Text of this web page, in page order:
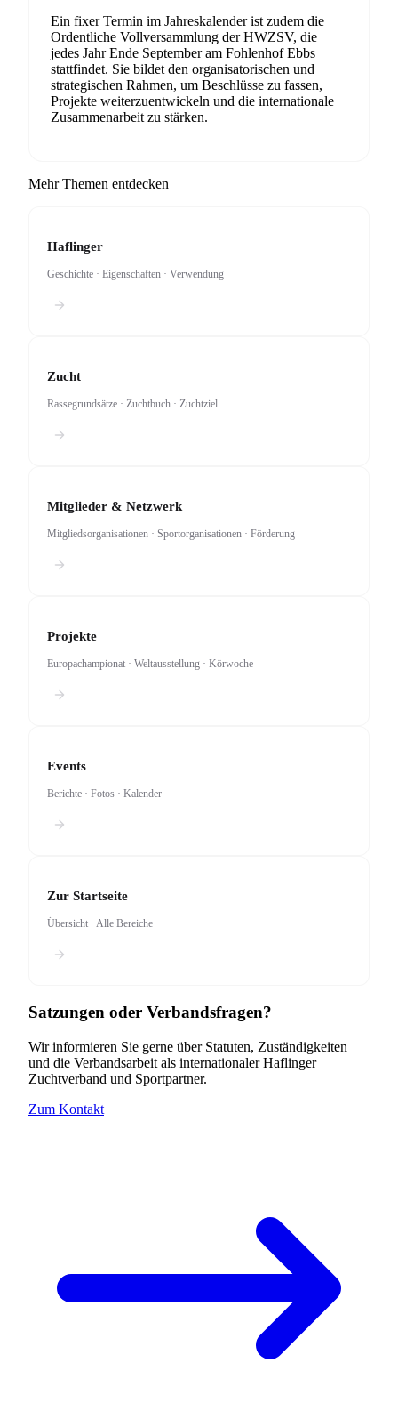
Ein fixer Termin im Jahreskalender ist zudem die
Ordentliche Vollversammlung der HWZSV, die
jedes Jahr Ende September am Fohlenhof Ebbs
stattfindet. Sie bildet den organisatorischen und
strategischen Rahmen, um Beschlüsse zu fassen,
Projekte weiterzuentwickeln und die internationale
Zusammenarbeit zu stärken.
Mehr Themen entdecken
Haflinger
Geschichte · Eigenschaften · Verwendung
Zucht
Rassegrundsätze · Zuchtbuch · Zuchtziel
Mitglieder & Netzwerk
Mitgliedsorganisationen · Sportorganisationen · Förderung
Projekte
Europachampionat · Weltausstellung · Körwoche
Events
Berichte · Fotos · Kalender
Zur Startseite
Übersicht · Alle Bereiche
Satzungen oder Verbandsfragen?
Wir informieren Sie gerne über Statuten, Zuständigkeiten
und die Verbandsarbeit als internationaler Haflinger
Zuchtverband und Sportpartner.
Zum Kontakt